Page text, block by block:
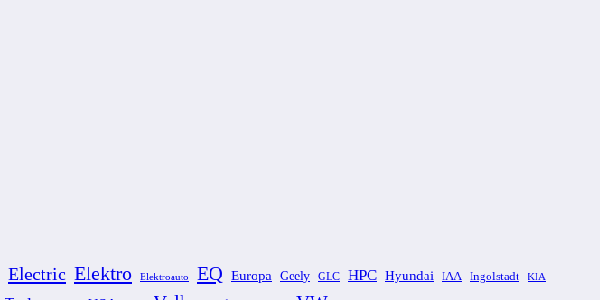
Electric Elektro Elektroauto EQ Europa Geely GLC HPC Hyundai IAA Ingolstadt KIA